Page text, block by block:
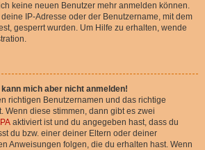
keine neuen Benutzer mehr anmelden können.
IP-Adresse oder der Benutzername, mit dem
gesperrt wurden. Um Hilfe zu erhalten, wende
mich aber nicht anmelden!
richtigen Benutzernamen und das richtige
Wenn diese stimmen, dann gibt es zwei
aktiviert ist und du angegeben hast, dass du
du bzw. einer deiner Eltern oder deiner
Anweisungen folgen, die du erhalten hast. Wenn